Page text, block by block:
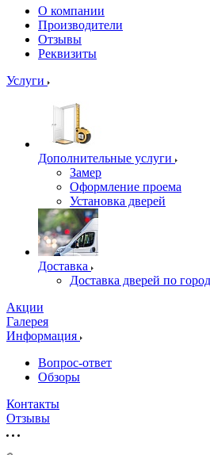
О компании
Производители
Отзывы
Реквизиты
Услуги
Дополнительные услуги
Замер
Оформление проема
Установка дверей
Доставка
Доставка дверей по
Акции
Галерея
Информация
Вопрос-ответ
Обзоры
Контакты
Отзывы